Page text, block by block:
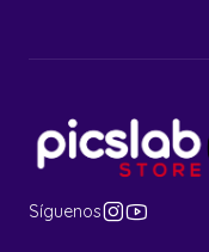
Síguenos